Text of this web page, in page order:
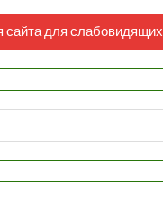
сайта для слабовидящих